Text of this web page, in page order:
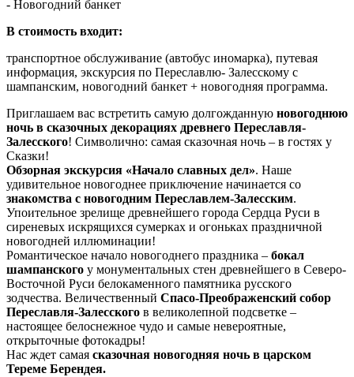
- Новогодний банкет
В стоимость входит:
транспортное обслуживание (автобус иномарка), путевая
информация, экскурсия по Переславлю- Залесскому с
шампанским, новогодний банкет + новогодняя программа.
Приглашаем вас встретить самую долгожданную новогоднюю
ночь в сказочных декорациях древнего Переславля-
Залесского! Символично: самая сказочная ночь – в гостях у
Сказки!
Обзорная экскурсия «Начало славных дел». Наше
удивительное новогоднее приключение начинается со
знакомства с новогодним Переславлем-Залесским.
Упоительное зрелище древнейшего города Сердца Руси в
сиреневых искрящихся сумерках и огоньках праздничной
новогодней иллюминации!
Романтическое начало новогоднего праздника – бокал
шампанского у монументальных стен древнейшего в Северо-
Восточной Руси белокаменного памятника русского
зодчества. Величественный Спасо-Преображенский собор
Переславля-Залесского в великолепной подсветке –
настоящее белоснежное чудо и самые невероятные,
открыточные фотокадры!
Нас ждет самая сказочная новогодняя ночь в царском
Тереме Берендея.